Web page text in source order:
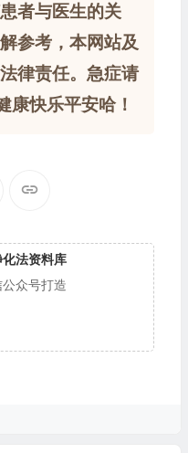
者与医生的关
参考，本网站及
律责任。急症请
康快乐平安哈！
法资料库
众号打造